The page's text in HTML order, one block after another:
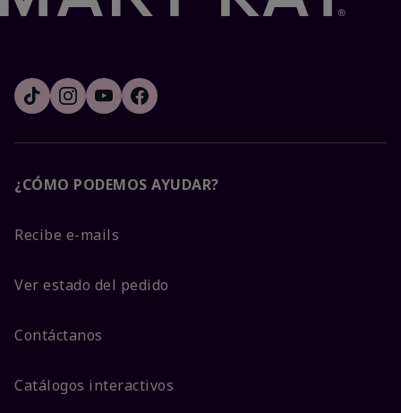
¿CÓMO PODEMOS AYUDAR?
Recibe e-mails
Ver estado del pedido
Contáctanos
Catálogos interactivos